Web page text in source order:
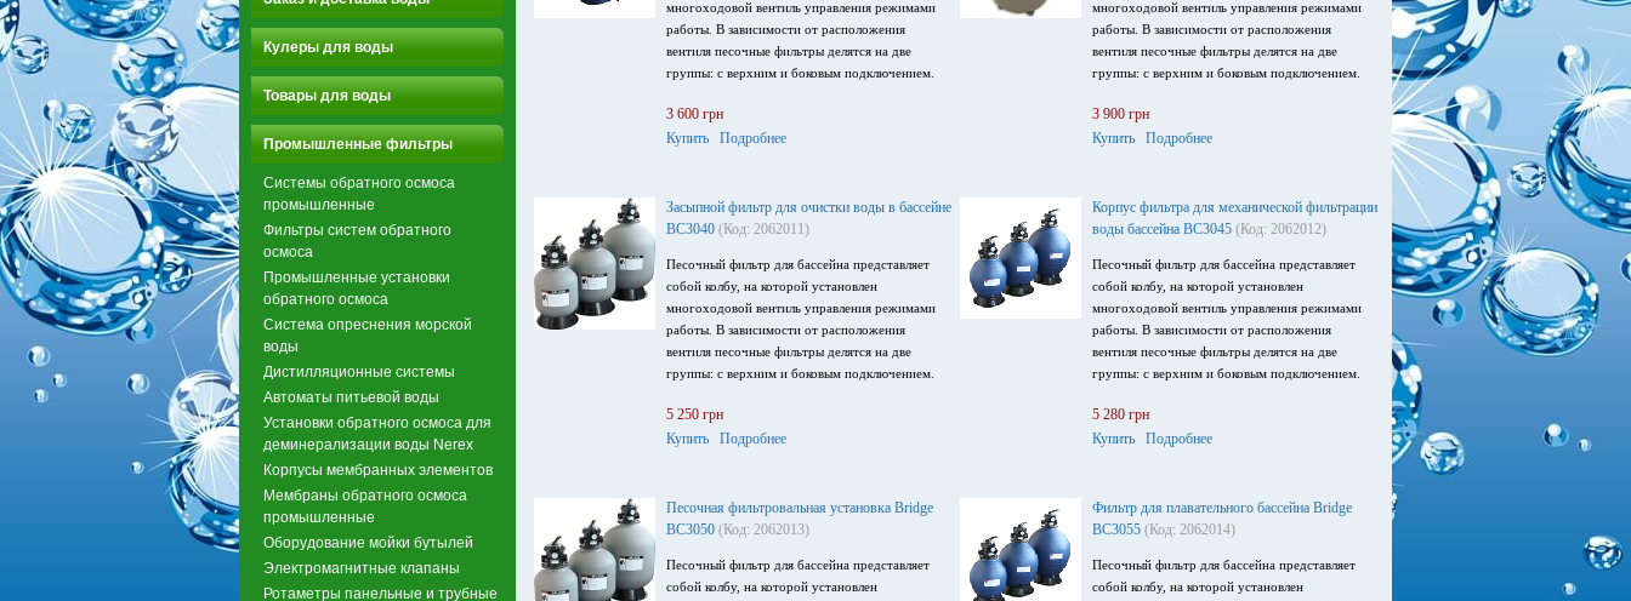
Кулеры для воды
Товары для воды
Промышленные фильтры
Системы обратного осмоса
промышленные
Фильтры систем обратного
осмоса
Промышленные установки
обратного осмоса
Система опреснения морской
воды
Дистилляционные системы
Автоматы питьевой воды
Установки обратного осмоса для
деминерализации воды Nerex
Корпусы мембранных элементов
Мембраны обратного осмоса
промышленные
Оборудование мойки бутылей
Электромагнитные клапаны
Ротаметры панельные и трубные
многоходовой вентиль управления режимами
работы. В зависимости от расположения
вентиля песочные фильтры делятся на две
группы: с верхним и боковым подключением.
3 600 грн
Купить
Подробнее
многоходовой вентиль управления режимами
работы. В зависимости от расположения
вентиля песочные фильтры делятся на две
группы: с верхним и боковым подключением.
3 900 грн
Купить
Подробнее
Засыпной фильтр для очистки воды в бассейне
BC3040 (Код: 2062011)
Песочный фильтр для бассейна представляет
собой колбу, на которой установлен
многоходовой вентиль управления режимами
работы. В зависимости от расположения
вентиля песочные фильтры делятся на две
группы: с верхним и боковым подключением.
5 250 грн
Купить
Подробнее
Корпус фильтра для механической фильтрации
воды бассейна BC3045 (Код: 2062012)
Песочный фильтр для бассейна представляет
собой колбу, на которой установлен
многоходовой вентиль управления режимами
работы. В зависимости от расположения
вентиля песочные фильтры делятся на две
группы: с верхним и боковым подключением.
5 280 грн
Купить
Подробнее
Песочная фильтровальная установка Bridge
BC3050 (Код: 2062013)
Песочный фильтр для бассейна представляет
собой колбу, на которой установлен
Фильтр для плавательного бассейна Bridge
BC3055 (Код: 2062014)
Песочный фильтр для бассейна представляет
собой колбу, на которой установлен